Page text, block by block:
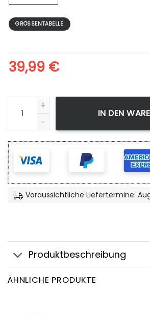
GRÖSSENTABELLE
39,99 €
Erfassen - Leinwandbild Menge
IN DEN
Voraussichtliche Liefertermine:
Produktbeschreibung
ÄHNLICHE PRODUKTE